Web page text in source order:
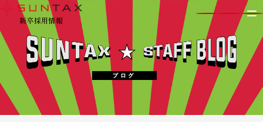
新卒採用情報